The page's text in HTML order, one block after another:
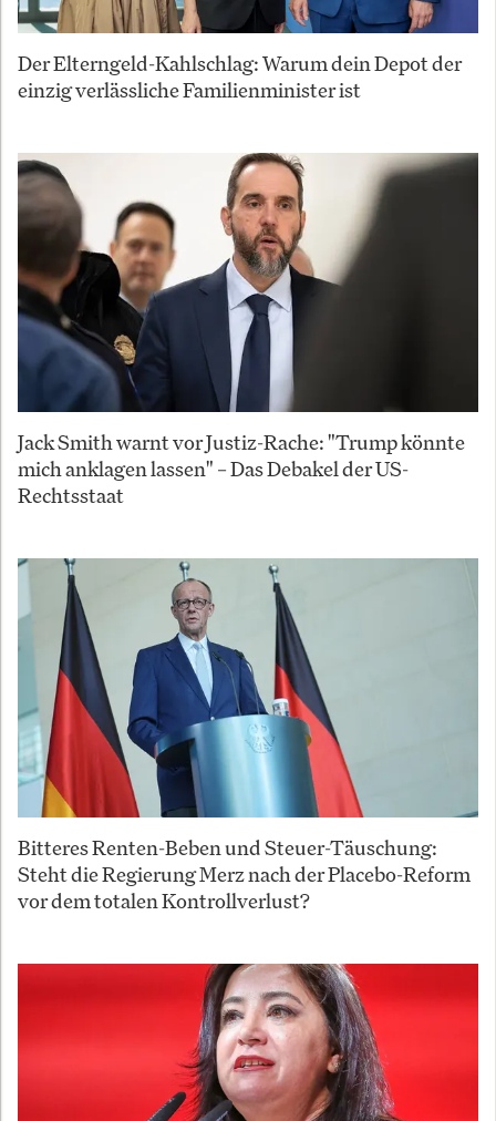
Der Elterngeld-Kahlschlag: Warum dein Depot der
einzig verlässliche Familienminister ist
Jack Smith warnt vor Justiz-Rache: "Trump könnte
mich anklagen lassen" – Das Debakel der US-
Rechtsstaat
Bitteres Renten-Beben und Steuer-Täuschung:
Steht die Regierung Merz nach der Placebo-Reform
vor dem totalen Kontrollverlust?